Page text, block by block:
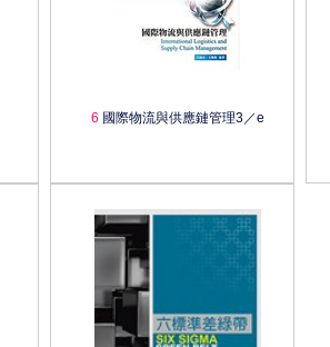
6 國際物流與供應鏈管理3／e